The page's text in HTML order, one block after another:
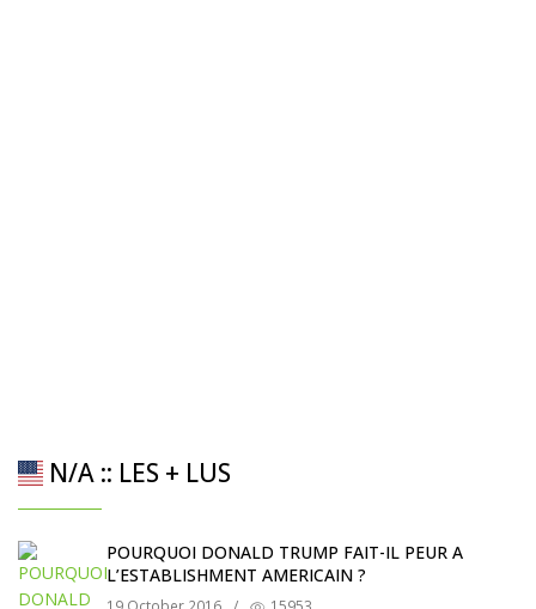
N/A :: LES + LUS
POURQUOI DONALD TRUMP FAIT-IL PEUR A
L’ESTABLISHMENT AMERICAIN ?